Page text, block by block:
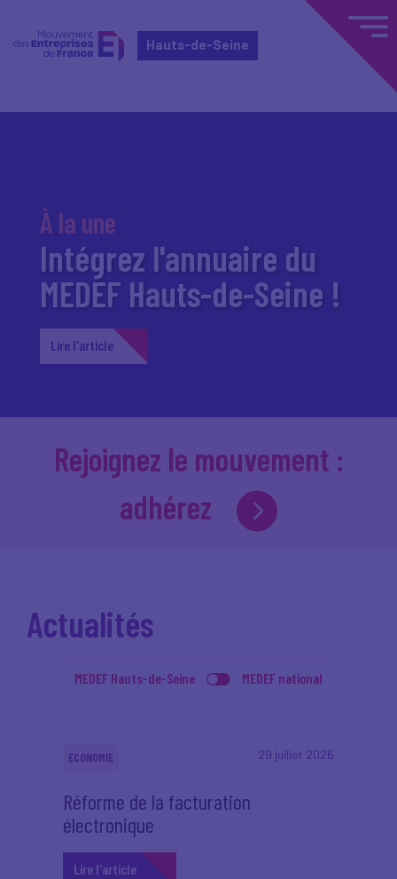
Hauts-de-Seine
À la une
Intégrez l'annuaire du
MEDEF Hauts-de-Seine !
Lire l'article
Rejoignez le mouvement :
adhérez
Actualités
MEDEF Hauts-de-Seine MEDEF national
29 juillet 2026
ECONOMIE
Réforme de la facturation
électronique
Lire l'article